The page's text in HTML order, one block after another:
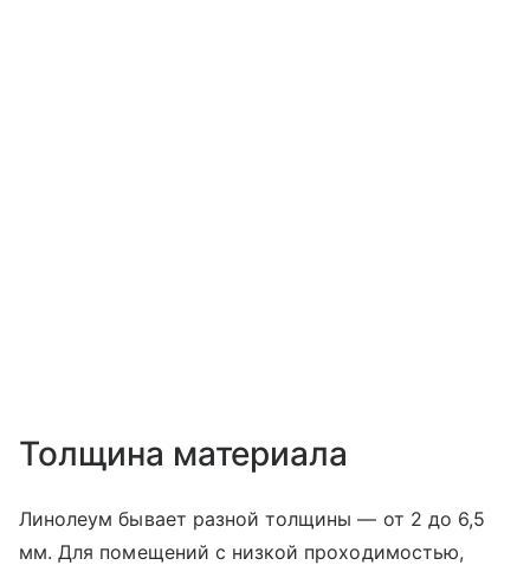
Толщина материала
Линолеум бывает разной толщины — от 2 до 6,5
мм. Для помещений с низкой проходимостью,